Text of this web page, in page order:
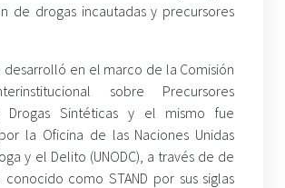
de drogas incautadas y precursores
desarrolló en el marco de la Comisión
sobre Precursores
Drogas Sintéticas y el mismo fue
la Oficina de las Naciones Unidas
y el Delito (UNODC), a través de de
como STAND por sus siglas